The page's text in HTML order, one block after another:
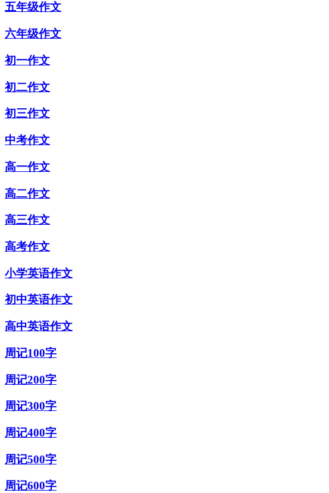
五年级作文
六年级作文
初一作文
初二作文
初三作文
中考作文
高一作文
高二作文
高三作文
高考作文
小学英语作文
初中英语作文
高中英语作文
周记100字
周记200字
周记300字
周记400字
周记500字
周记600字